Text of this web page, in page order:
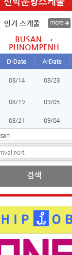
인기 스케줄
BUSAN
PHNOMPENH
D-Date A-Date
08/14 08/28
08/19 09/05
08/21 09/04
검색